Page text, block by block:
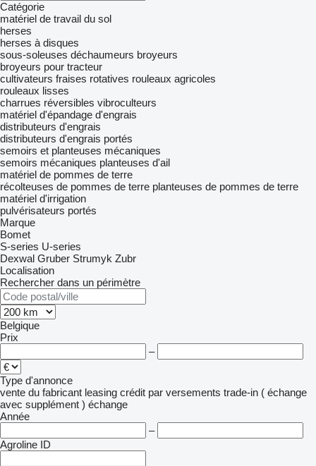
Catégorie
matériel de travail du sol
herses
herses à disques
sous-soleuses déchaumeurs broyeurs
broyeurs pour tracteur
cultivateurs fraises rotatives rouleaux agricoles
rouleaux lisses
charrues réversibles vibroculteurs
matériel d'épandage d'engrais
distributeurs d'engrais
distributeurs d'engrais portés
semoirs et planteuses mécaniques
semoirs mécaniques planteuses d'ail
matériel de pommes de terre
récolteuses de pommes de terre planteuses de pommes de terre
matériel d'irrigation
pulvérisateurs portés
Marque
Bomet
S-series U-series
Dexwal Gruber Strumyk Zubr
Localisation
Rechercher dans un périmètre
Belgique
Prix
–
Type d'annonce
vente du fabricant leasing crédit par versements trade-in ( échange
avec supplément ) échange
Année
–
Agroline ID